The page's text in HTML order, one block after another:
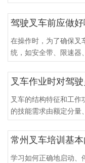
驾驶叉车前应做
在操作时，为了确保叉
统，如安全带、限速器
叉车作业时对驾
叉车的结构特征和工作
的技能需求由额定分量
常州叉车培训基
学习如何正确地启动、